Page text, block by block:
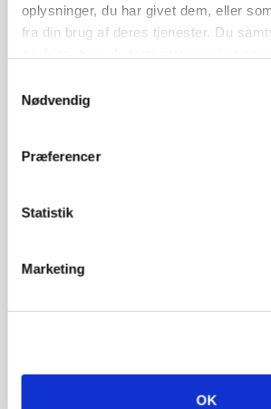
oplysninger, du har givet dem, eller
fra din brug af deres tjenester. Du
Nødvendig
Præferencer
Statistik
Marketing
OK
KWS Rallys topper årets